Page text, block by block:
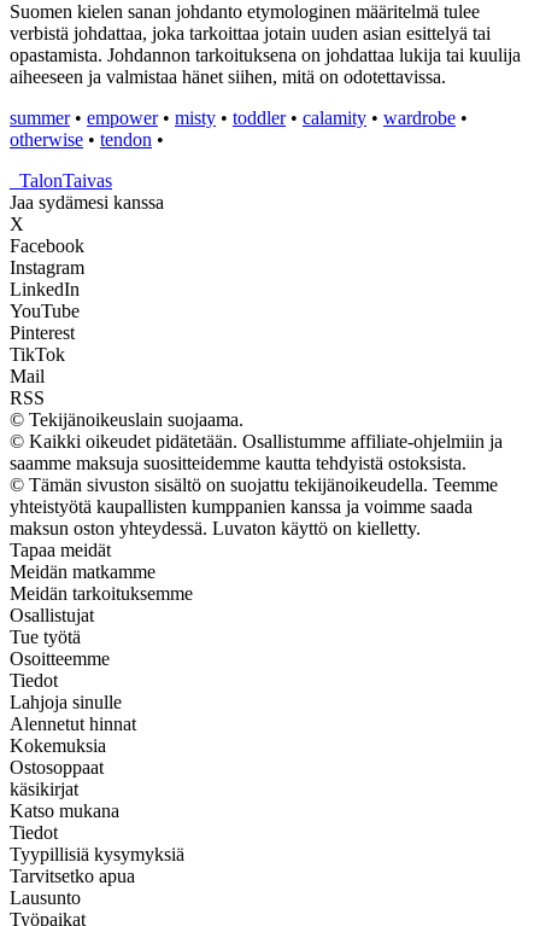
Suomen kielen sanan johdanto etymologinen määritelmä tulee
verbistä johdattaa, joka tarkoittaa jotain uuden asian esittelyä tai
opastamista. Johdannon tarkoituksena on johdattaa lukija tai kuulija
aiheeseen ja valmistaa hänet siihen, mitä on odotettavissa.
summer• empower• misty • toddler• calamity • wardrobe •
otherwise • tendon •
TalonTaivas
Jaa sydämesi kanssa
X
Facebook
Instagram
LinkedIn
YouTube
Pinterest
TikTok
Mail
RSS
© Tekijänoikeuslain suojaama.
© Kaikki oikeudet pidätetään. Osallistumme affiliate-ohjelmiin ja
saamme maksuja suositteidemme kautta tehdyistä ostoksista.
© Tämän sivuston sisältö on suojattu tekijänoikeudella. Teemme
yhteistyötä kaupallisten kumppanien kanssa ja voimme saada
maksun oston yhteydessä. Luvaton käyttö on kielletty.
Tapaa meidät
Meidän matkamme
Meidän tarkoituksemme
Osallistujat
Tue työtä
Osoitteemme
Tiedot
Lahjoja sinulle
Alennetut hinnat
Kokemuksia
Ostosoppaat
käsikirjat
Katso mukana
Tiedot
Tyypillisiä kysymyksiä
Tarvitsetko apua
Lausunto
Työpaikat